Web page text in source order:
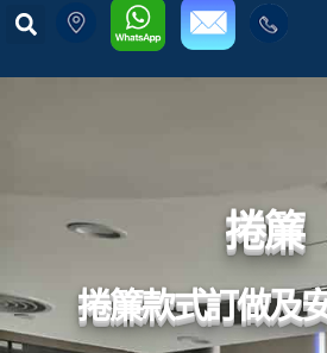
捲簾
捲簾款式訂做及